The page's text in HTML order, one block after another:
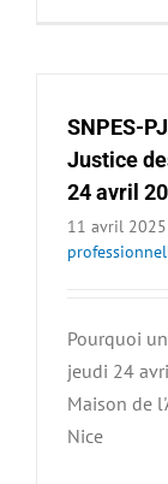
SNPES-
Justice
24 avril
11 avril 2025
Pourquoi
jeudi 24
Maison de
Nice